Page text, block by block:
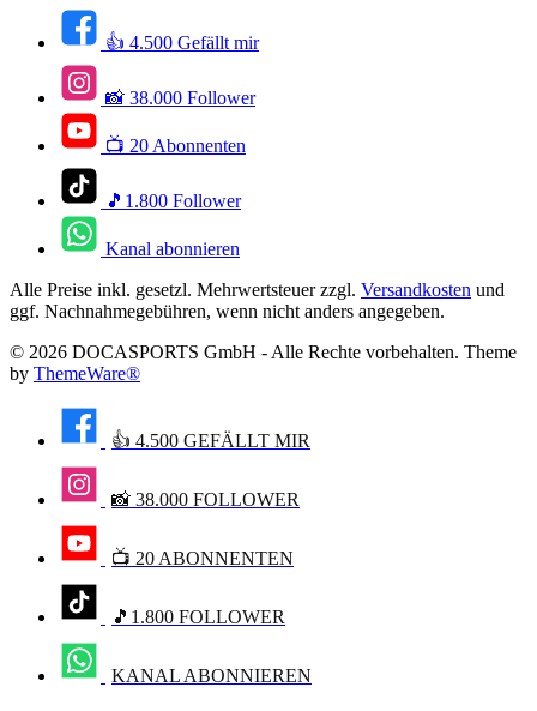
👍 4.500 Gefällt mir
📸 38.000 Follower
📺 20 Abonnenten
🎵1.800 Follower
Kanal abonnieren
Alle Preise inkl. gesetzl. Mehrwertsteuer zzgl. Versandkosten und
ggf. Nachnahmegebühren, wenn nicht anders angegeben.
© 2026 DOCASPORTS GmbH - Alle Rechte vorbehalten. Theme
by ThemeWare®
👍 4.500 GEFÄLLT MIR
📸 38.000 FOLLOWER
📺 20 ABONNENTEN
🎵1.800 FOLLOWER
KANAL ABONNIEREN